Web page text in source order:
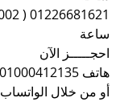
ساعة
احجـــــز الآن
أو من خلال الواتساب